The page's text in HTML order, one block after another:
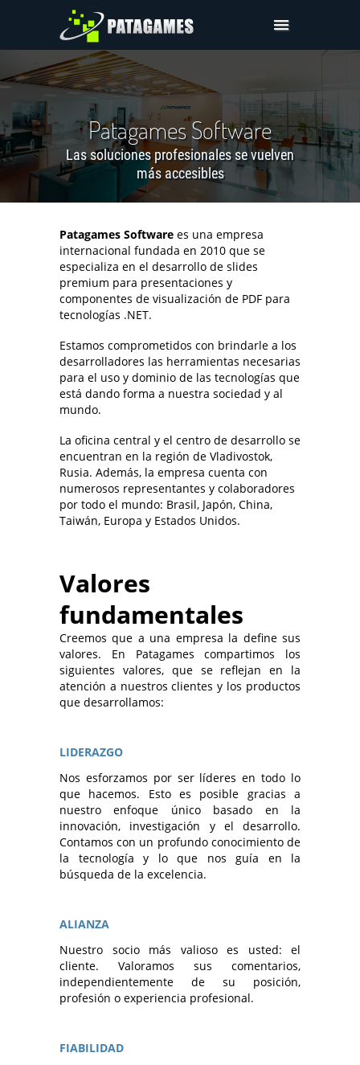
Productos
Demostración
Solicitar cotización
Sobre nosotros
Patagames Software
Las soluciones profesionales se vuelven
más accesibles
Patagames Software es una empresa
internacional fundada en 2010 que se
especializa en el desarrollo de slides
premium para presentaciones y
componentes de visualización de PDF para
tecnologías .NET.
Estamos comprometidos con brindarle a los
desarrolladores las herramientas necesarias
para el uso y dominio de las tecnologías que
está dando forma a nuestra sociedad y al
mundo.
La oficina central y el centro de desarrollo se
encuentran en la región de Vladivostok,
Rusia. Además, la empresa cuenta con
numerosos representantes y colaboradores
por todo el mundo: Brasil, Japón, China,
Taiwán, Europa y Estados Unidos.
Valores
fundamentales
Creemos que a una empresa la define sus
valores. En Patagames compartimos los
siguientes valores, que se reflejan en la
atención a nuestros clientes y los productos
que desarrollamos:
LIDERAZGO
Nos esforzamos por ser líderes en todo lo
que hacemos. Esto es posible gracias a
nuestro enfoque único basado en la
innovación, investigación y el desarrollo.
Contamos con un profundo conocimiento de
la tecnología y lo que nos guía en la
búsqueda de la excelencia.
ALIANZA
Nuestro socio más valioso es usted: el
cliente. Valoramos sus comentarios,
independientemente de su posición,
profesión o experiencia profesional.
FIABILIDAD